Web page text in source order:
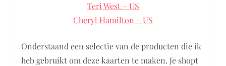
Teri West – US
Cheryl Hamilton – US
Onderstaand een selectie van de producten die ik
heb gebruikt om deze kaarten te maken. Je shopt